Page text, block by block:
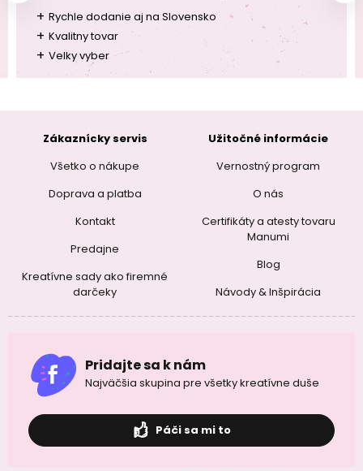
+ Rychle dodanie aj na Slovensko
+ Kvalitny tovar
+ Velky vyber
Zákaznícky servis
Všetko o nákupe
Doprava a platba
Kontakt
Predajne
Kreatívne sady ako firemné
darčeky
Užitočné informácie
Vernostný program
O nás
Certifikáty a atesty tovaru
Manumi
Blog
Návody & Inšpirácia
Pridajte sa k nám
Najväčšia skupina pre všetky kreatívne duše
Páči sa mi to